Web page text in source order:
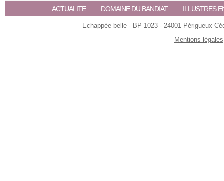
ACTUALITE DOMAINE DU BANDIAT ILLUSTRES
Echappée belle - BP 1023 - 24001 Périgueux
Mentions légales